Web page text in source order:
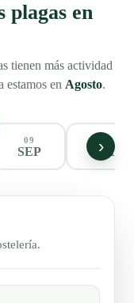
plagas en
tienen más actividad
estamos en Agosto.
09
SEP OCT
›